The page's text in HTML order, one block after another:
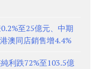
至25億元、中期
澳同店銷售增4.4%
利跌72%至103.5億